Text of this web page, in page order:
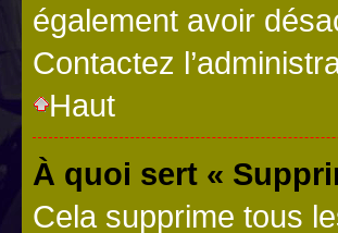
également avoir
Contactez
Haut
À quoi sert «
Cela supprime tous